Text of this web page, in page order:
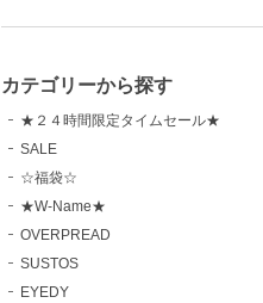
カテゴリーから探す
★２４時間限定タイムセール★
SALE
☆福袋☆
★W-Name★
OVERPREAD
SUSTOS
EYEDY